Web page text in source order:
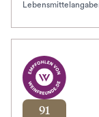
91